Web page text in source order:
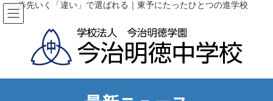
コ
ン
テ
キ
ナ
ビ
ゲ
に
一歩先いく「違い」で選ばれる｜東予にたったひとつの進学校